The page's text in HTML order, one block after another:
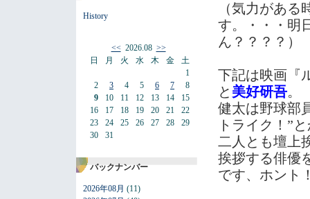
History
<<2026.08 >>
日
2
9
16
23
30
月
3
10
17
24
31
火
4
11
18
25
水
5
12
19
26
木
6
13
20
27
金
7
14
21
28
土
1
8
15
22
29
バックナンバー
2026年08月 (11)
（気力があ
す。・・・明
ん？？？？）
下記は映画『
と 美好研吾。
健太は野球部
トライク！”
二人とも壇上
挨拶する俳優
です、ホント